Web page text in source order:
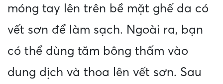
móng tay lên trên bề mặt ghế da có
vết sơn để làm sạch. Ngoài ra, bạn
có thể dùng tăm bông thấm vào
dung dịch và thoa lên vết sơn. Sau